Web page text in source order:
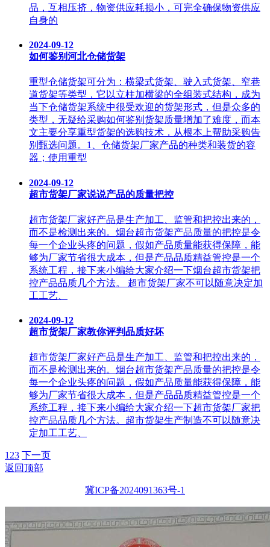
品，互相压挤，物资供应耗损小，可完全确保物资供应
自身的
2024-09-12
如何鉴别河北仓储货架
重型仓储货架可分为：横梁式货架、驶入式货架、窄巷
道货架等类型，它以立柱加横梁的全组装式结构，成为
当下仓储货架系统中很受欢迎的货架形式，但是众多的
类型，无疑给采购如何鉴别货架质量增加了难度，而本
文主要分享重型货架的选购技术，从根本上帮助采购告
别甄选问题。1、仓储货架厂家产品的种类和装货的容
器；使用重型
2024-09-12
超市货架厂家说说产品的质量把控
超市货架厂家好产品是生产加工、监管和把控出来的，
而不是检测出来的。烟台超市货架产品质量的把控是令
每一个企业头疼的问题，假如产品质量能获得保障，能
够为厂家节省很大成本，但是产品品质精益管控是一个
系统工程，接下来小编给大家介绍一下烟台超市货架把
控产品品质几个方法。 超市货架厂家不可以随意决定加
工工艺、
2024-09-12
超市货架厂家教你评判品质好坏
超市货架厂家好产品是生产加工、监管和把控出来的，
而不是检测出来的。烟台超市货架产品质量的把控是令
每一个企业头疼的问题，假如产品质量能获得保障，能
够为厂家节省很大成本，但是产品品质精益管控是一个
系统工程，接下来小编给大家介绍一下超市货架厂家把
控产品品质几个方法。超市货架生产制造不可以随意决
定加工工艺、
1 23 下一页
返回顶部
冀ICP备2024091363号-1